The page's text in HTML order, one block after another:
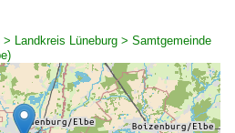
Landkreis Lüneburg > Samtgemeinde